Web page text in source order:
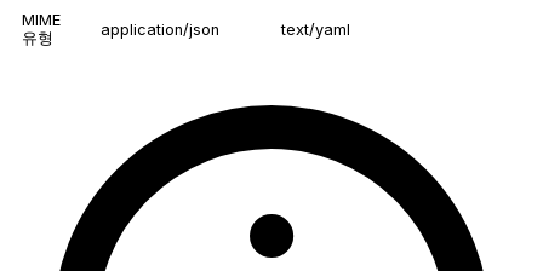
MIME
유형
application/json text/yaml